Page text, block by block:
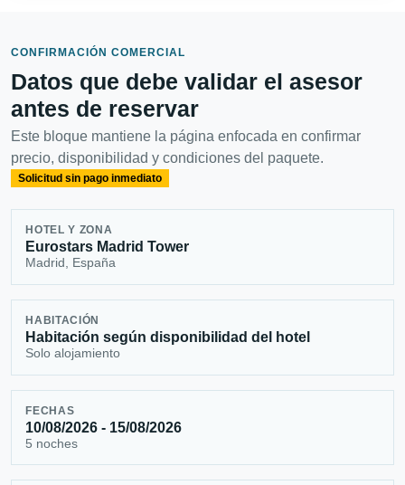
CONFIRMACIÓN COMERCIAL
Datos que debe validar el asesor
antes de reservar
Este bloque mantiene la página enfocada en confirmar
precio, disponibilidad y condiciones del paquete.
Solicitud sin pago inmediato
HOTEL Y ZONA
Eurostars Madrid Tower
Madrid, España
HABITACIÓN
Habitación según disponibilidad del hotel
Solo alojamiento
FECHAS
10/08/2026 - 15/08/2026
5 noches